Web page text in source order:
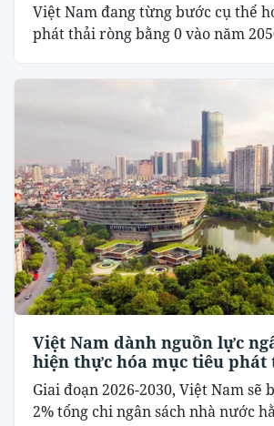
Việt Nam đang từng bước cụ thể
phát thải ròng bằng 0 vào năm
Việt Nam dành nguồn lực
hiện thực hóa mục tiêu
Giai đoạn 2026-2030, Việt Nam
2% tổng chi ngân sách nhà nước